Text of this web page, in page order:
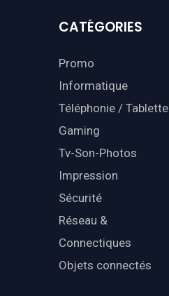
CATÉGORIES
Promo
Informatique
Téléphonie / Tablette
Gaming
Tv-Son-Photos
Impression
Sécurité
Réseau &
Connectiques
Objets connectés